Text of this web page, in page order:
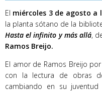
El miércoles 3 de agosto a
la planta sótano de la
Hasta el infinito y más allá,
Ramos Breijo.
El amor de Ramos Breijo
con la lectura de obras
cambiando en su